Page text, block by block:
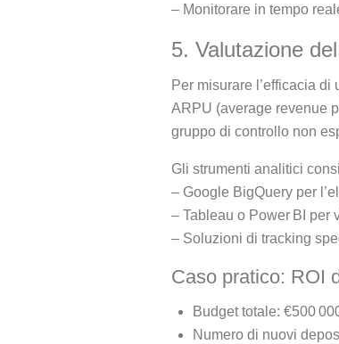
– Monitorare in tempo
5. Valutazione
Per misurare l’efficacia
ARPU (average revenue
gruppo di controllo non
Gli strumenti analitici
– Google BigQuery per
– Tableau o Power BI per
– Soluzioni di tracking
Caso pratico: ROI
Budget totale: €500
Numero di nuovi